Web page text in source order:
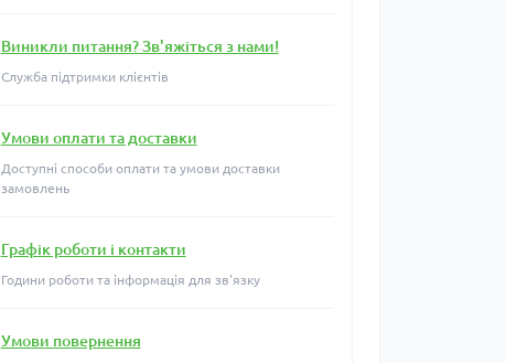
Виникли питання? Зв'яжіться з нами!
Служба підтримки клієнтів
Умови оплати та доставки
Доступні способи оплати та умови доставки
замовлень
Графік роботи і контакти
Години роботи та інформація для зв'язку
Умови повернення